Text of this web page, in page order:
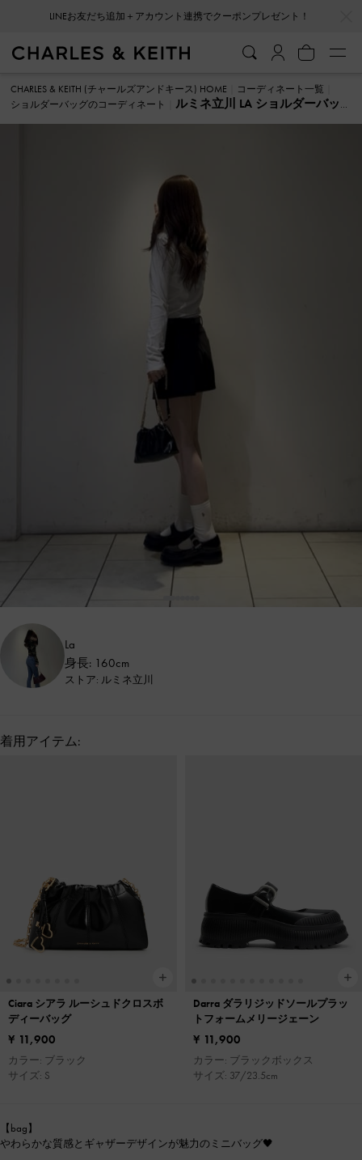
LINEお友だち追加＋アカウント連携でクーポンプレゼント！
CHARLES & KEITH (チャールズアンドキース) HOME
コーディネート一覧
ショルダーバッグのコーディネート
ルミネ立川 LA ショルダーバッ
La
身長: 160cm
ストア: ルミネ立川
着用アイテム:
Ciara シアラ ルーシュドクロスボ
ディーバッグ
¥ 11,900
カラー: ブラック
サイズ: S
Darra ダラリジッドソールプラッ
トフォームメリージェーン
¥ 11,900
カラー: ブラックボックス
サイズ: 37/23.5cm
【bag】
やわらかな質感とギャザーデザインが魅力のミニバッグ🖤